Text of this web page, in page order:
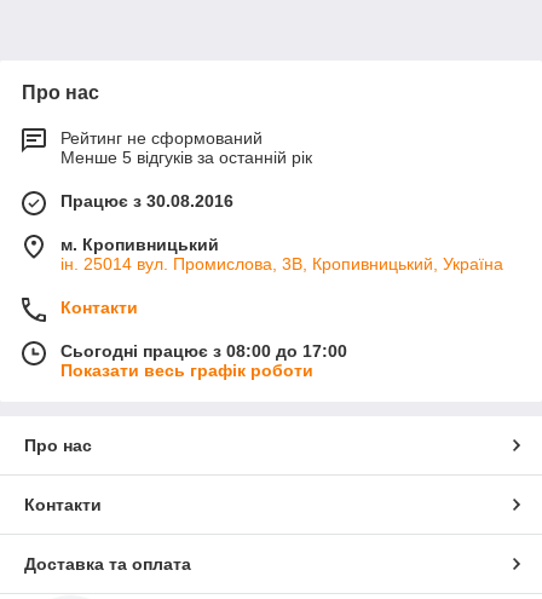
Про нас
Рейтинг не сформований
Менше 5 відгуків за останній рік
Працює з 30.08.2016
м. Кропивницький
ін. 25014 вул. Промислова, 3В, Кропивницький, Україна
Контакти
Сьогодні працює з 08:00 до 17:00
Показати весь графік роботи
Про нас
Контакти
Доставка та оплата